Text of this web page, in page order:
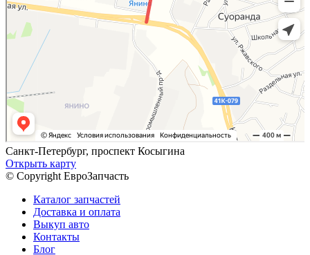
Санкт-Петербург, проспект Косыгина
Открыть карту
© Copyright ЕвроЗапчасть
Каталог запчастей
Доставка и оплата
Выкуп авто
Контакты
Блог